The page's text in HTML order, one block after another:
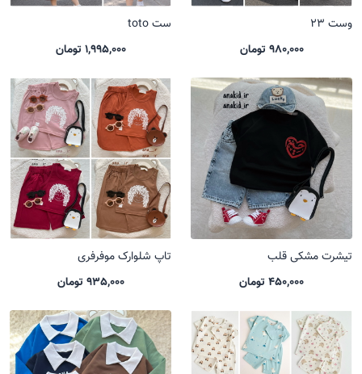
وست 23
980,000 تومان
ست toto
1,995,000 تومان
تیشرت مشکی قلب
450,000 تومان
تاپ شلوارک موفرفری
935,000 تومان